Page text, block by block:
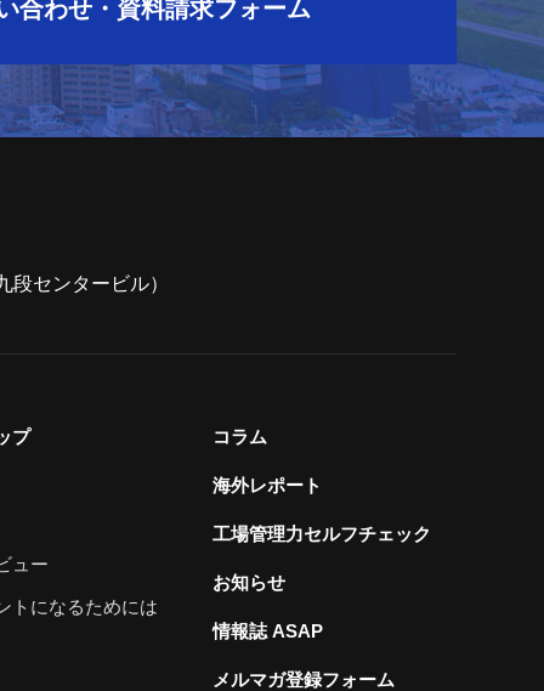
合わせ・資料請求フォーム
センタービル）
プ
ュー
トになるためには
コラム
海外レポート
工場管理力セルフチェック
お知らせ
情報誌 ASAP
メルマガ登録フォーム